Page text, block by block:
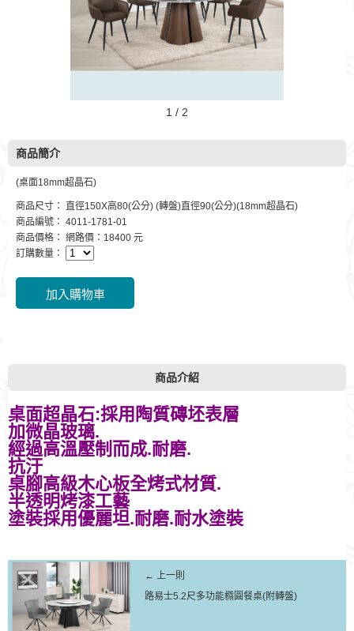
1 / 2
商品簡介
(桌面18mm超晶石)
商品尺寸： 直徑150X高80(公分) (轉盤)直徑90(公分)(18mm超晶石)
商品編號： 4011-1781-01
商品價格： 網路價：18400 元
訂購數量：
商品介紹
桌面超晶石:採用陶質磚坯表層
加微晶玻璃.
經過高溫壓制而成.耐磨.
抗汙
桌腳高級木心板全烤式材質.
半透明烤漆工藝
塗裝採用優麗坦.耐磨.耐水塗裝
← 上一則
路易士5.2尺多功能橢圓餐桌(附轉盤)